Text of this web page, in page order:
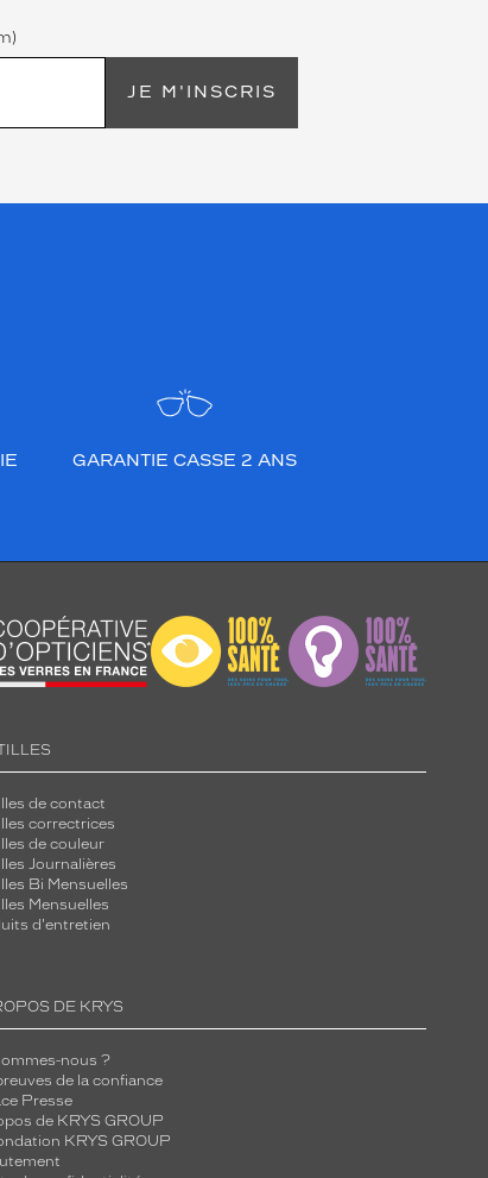
JE M'INSCRIS
GARANTIE CASSE 2 ANS
de contact
correctrices
de couleur
Journalières
Bi Mensuelles
Mensuelles
d'entretien
DE KRYS
nous ?
de la confiance
Presse
de KRYS GROUP
KRYS GROUP